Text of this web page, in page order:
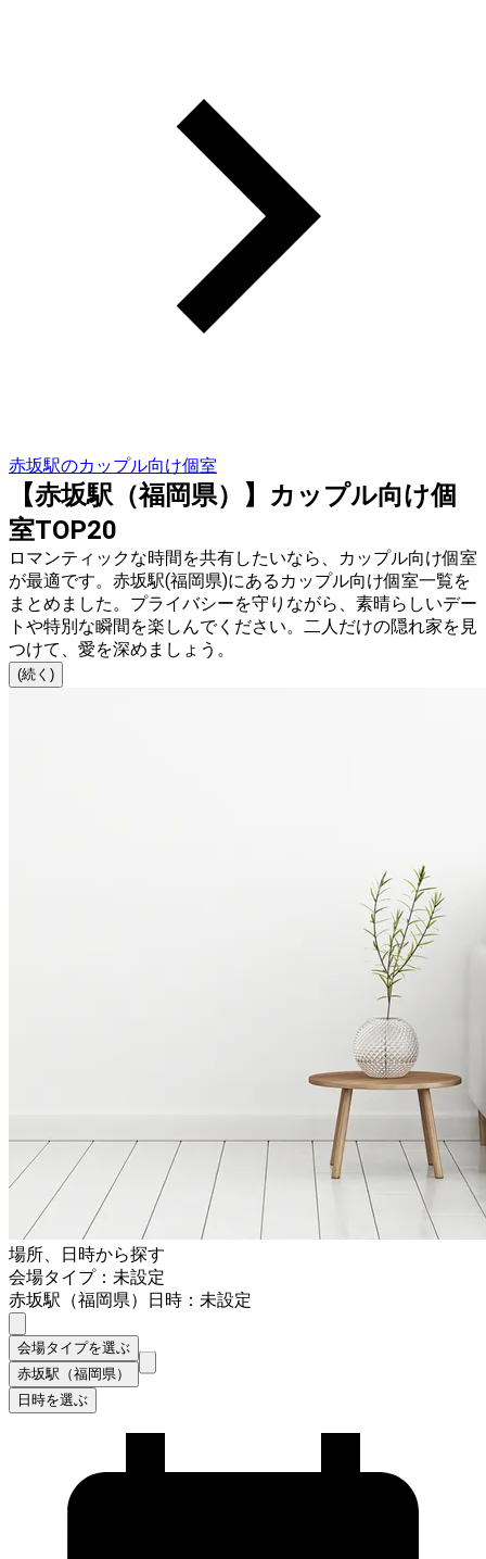
赤坂駅のカップル向け個室
【赤坂駅（福岡県）】カップル向け個
室TOP20
ロマンティックな時間を共有したいなら、カップル向け個室
が最適です。赤坂駅(福岡県)にあるカップル向け個室一覧を
まとめました。プライバシーを守りながら、素晴らしいデー
トや特別な瞬間を楽しんでください。二人だけの隠れ家を見
つけて、愛を深めましょう。
(続く)
場所、日時から探す
会場タイプ：未設定
赤坂駅（福岡県）
日時：未設定
会場タイプを選ぶ
赤坂駅（福岡県）
日時を選ぶ